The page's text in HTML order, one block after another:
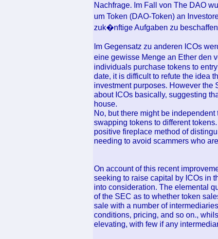
Nachfrage. Im Fall von The DAO
um Token (DAO-Token) an
zuk�nftige Aufgaben zu
Im Gegensatz zu anderen ICOs
eine gewisse Menge an Ether den
individuals purchase tokens to
date, it is difficult to refute the idea
investment purposes. However
about ICOs basically, suggesting
house.
No, but there might be
swapping tokens to different
positive fireplace method of
needing to avoid scammers who
On account of this recent
seeking to raise capital by ICOs in
into consideration. The elemental
of the SEC as to whether token
sale with a number of
conditions, pricing, and so on.,
elevating, with few if any